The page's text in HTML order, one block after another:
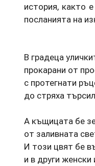
история, както
посланията на
В градеца
прокарани от
с протегнати
до стряха
А къщицата бе
от заливната
И този цвят бе
и в други женски